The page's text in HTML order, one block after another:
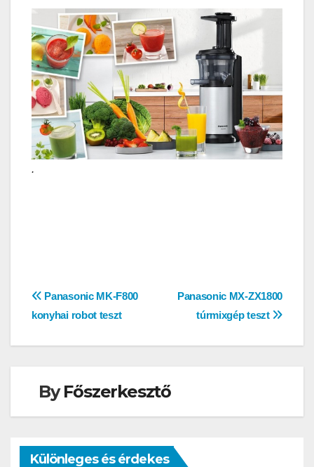
.
Bejegyzés
navigáció
Panasonic MX-ZX1800
túrmixgép teszt
Panasonic MK-F800
konyhai robot teszt
ByFőszerkesztő
Különleges és érdekes